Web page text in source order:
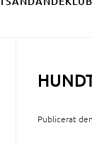
Publicerat den